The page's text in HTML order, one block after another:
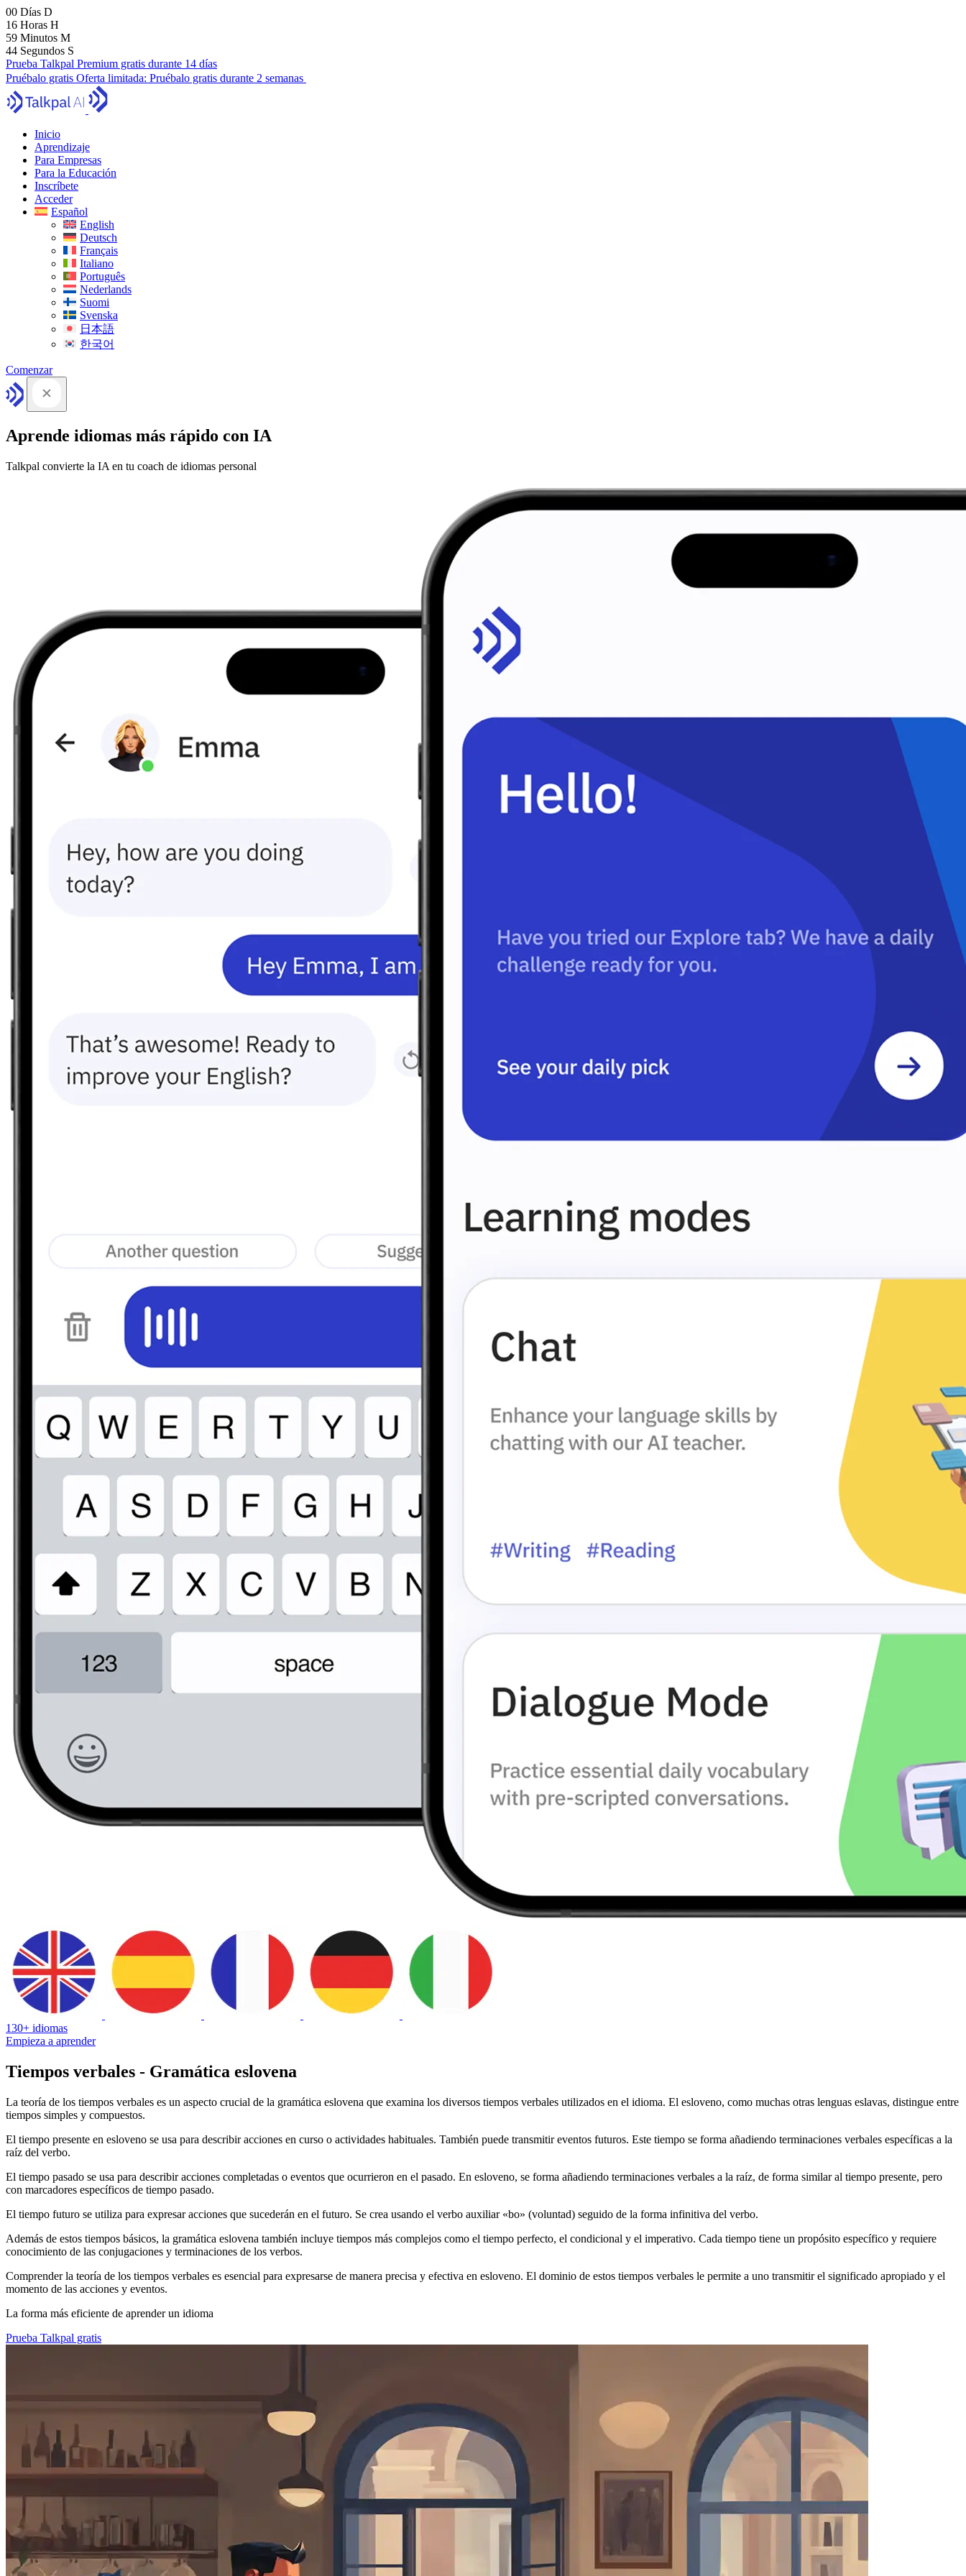
00 Días D
16 Horas H
59 Minutos M
43 Segundos S
Prueba Talkpal Premium gratis durante 14 días
Pruébalo gratis Oferta limitada: Pruébalo gratis durante 2 semanas
Inicio
Aprendizaje
Para Empresas
Para la Educación
Inscríbete
Acceder
Español
English
Deutsch
Français
Italiano
Português
Nederlands
Suomi
Svenska
日本語
한국어
Comenzar
Aprende idiomas más rápido con IA
Talkpal convierte la IA en tu coach de idiomas personal
130+ idiomas
Empieza a aprender
Tiempos verbales - Gramática eslovena
La teoría de los tiempos verbales es un aspecto crucial de la gramática eslovena que examina los diversos tiempos verbales utilizados en el idioma. El esloveno, como muchas otras lenguas eslavas, distingue entre
tiempos simples y compuestos.
El tiempo presente en esloveno se usa para describir acciones en curso o actividades habituales. También puede transmitir eventos futuros. Este tiempo se forma añadiendo terminaciones verbales específicas a la
raíz del verbo.
El tiempo pasado se usa para describir acciones completadas o eventos que ocurrieron en el pasado. En esloveno, se forma añadiendo terminaciones verbales a la raíz, de forma similar al tiempo presente, pero
con marcadores específicos de tiempo pasado.
El tiempo futuro se utiliza para expresar acciones que sucederán en el futuro. Se crea usando el verbo auxiliar «bo» (voluntad) seguido de la forma infinitiva del verbo.
Además de estos tiempos básicos, la gramática eslovena también incluye tiempos más complejos como el tiempo perfecto, el condicional y el imperativo. Cada tiempo tiene un propósito específico y requiere
conocimiento de las conjugaciones y terminaciones de los verbos.
Comprender la teoría de los tiempos verbales es esencial para expresarse de manera precisa y efectiva en esloveno. El dominio de estos tiempos verbales le permite a uno transmitir el significado apropiado y el
momento de las acciones y eventos.
La forma más eficiente de aprender un idioma
Prueba Talkpal gratis